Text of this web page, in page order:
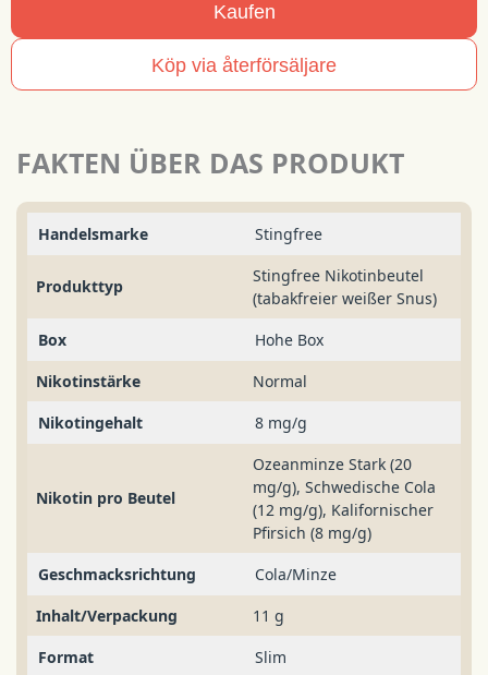
-
Cola/Mint
Kaufen
Köp via återförsäljare
FAKTEN ÜBER DAS PRODUKT
Handelsmarke Stingfree
Produkttyp
Stingfree Nikotinbeutel
(tabakfreier weißer Snus)
Box
Hohe Box
Nikotinstärke
Normal
Nikotingehalt
8 mg/g
Nikotin pro Beutel
Ozeanminze Stark (20
mg/g), Schwedische Cola
(12 mg/g), Kalifornischer
Pfirsich (8 mg/g)
Geschmacksrichtung
Cola/Minze
Inhalt/Verpackung
11 g
Format
Slim